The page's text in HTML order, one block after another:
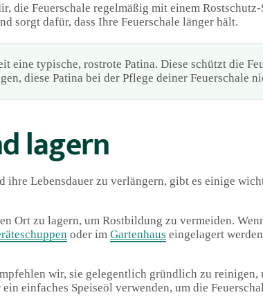
die Feuerschale regelmäßig mit einem
sorgt dafür, dass Ihre Feuerschale länger hält.
eine typische, rostrote Patina. Diese schützt die
diese Patina bei der Pflege deiner Feuerschale
lagern
ihre Lebensdauer zu verlängern, gibt es einige
Ort zu lagern, um Rostbildung zu vermeiden.
oder im Gartenhaus eingelagert
wir, sie gelegentlich gründlich zu reinigen,
einfaches Speiseöl verwenden, um die